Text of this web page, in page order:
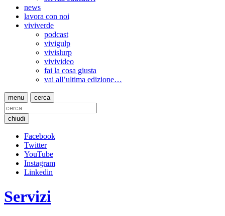
news
lavora con noi
viviverde
podcast
vivigulp
vivislurp
vivivideo
fai la cosa giusta
vai all’ultima edizione…
menu cerca
chiudi
Facebook
Twitter
YouTube
Instagram
Linkedin
Servizi